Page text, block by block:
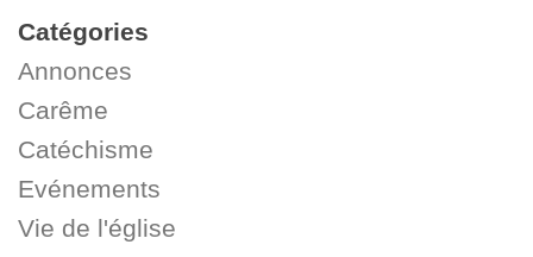
Catégories
Annonces
Carême
Catéchisme
Evénements
Vie de l'église